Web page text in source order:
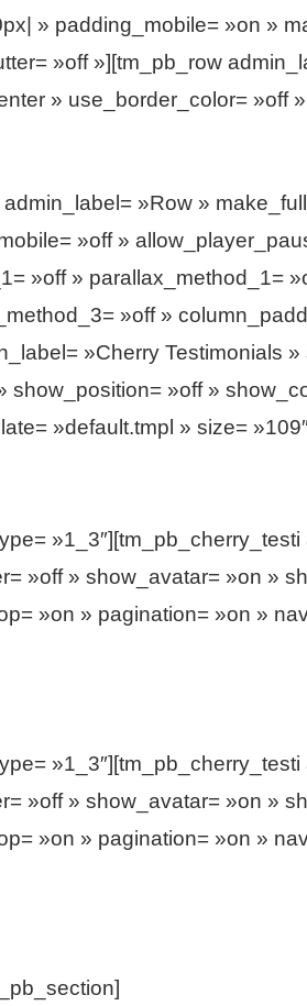
» padding_mobile= »on »
»off »][tm_pb_row
» use_border_color= »off
»Row »
»off »
»off » parallax_method_1=
»off »
»Cherry Testimonials
»off »
»default.tmpl » size=
»off » show_avatar= »on »
»on » pagination= »on »
»off » show_avatar= »on »
»on » pagination= »on »